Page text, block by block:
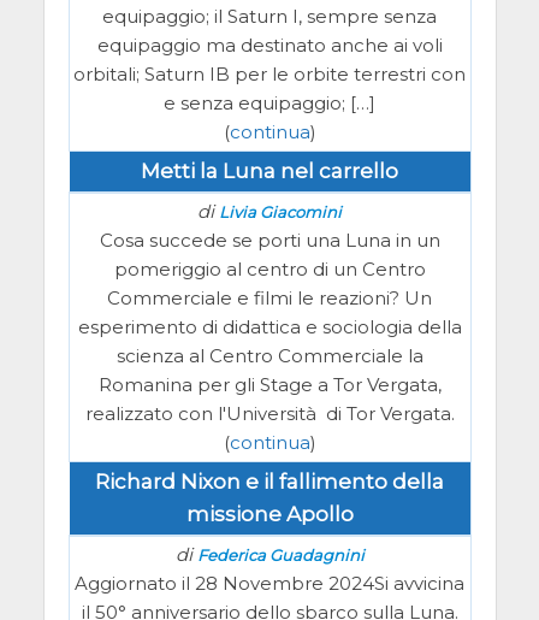
equipaggio; il Saturn I, sempre senza
equipaggio ma destinato anche ai voli
orbitali; Saturn IB per le orbite terrestri con
e senza equipaggio; […]
(continua)
Metti la Luna nel carrello
diLivia Giacomini
Cosa succede se porti una Luna in un
pomeriggio al centro di un Centro
Commerciale e filmi le reazioni? Un
esperimento di didattica e sociologia della
scienza al Centro Commerciale la
Romanina per gli Stage a Tor Vergata,
realizzato con l'Università di Tor Vergata.
(continua)
Richard Nixon e il fallimento della
missione Apollo
diFederica Guadagnini
Aggiornato il 28 Novembre 2024Si avvicina
il 50° anniversario dello sbarco sulla Luna.